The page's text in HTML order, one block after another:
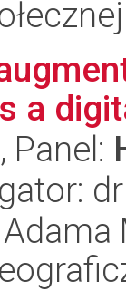
a
, Panel: